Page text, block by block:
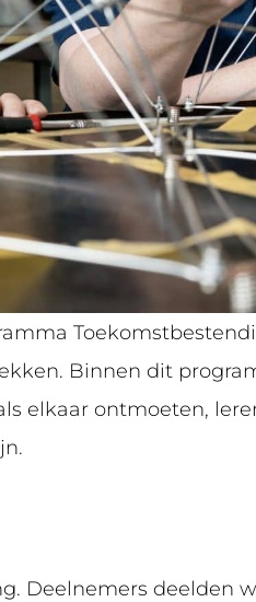
Binnen dit
elkaar ontmoeten,
Deelnemers deelden